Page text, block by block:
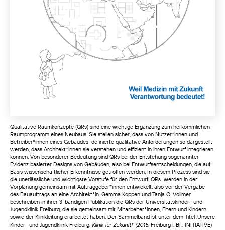
Qualitative Raumkonzepte (QRs) sind eine wichtige Ergänzung zum herkömmlichen
Raumprogramm eines Neubaus. Sie stellen sicher, dass von Nutzer*innen und
Betreiber*innen eines Gebäudes definierte qualitative Anforderungen so dargestellt
werden, dass Architekt*innen sie verstehen und effizient in ihren Entwurf integrieren
können. Von besonderer Bedeutung sind QRs bei der Entstehung sogenannter
Evidenz basierter Designs von Gebäuden, also bei Entwurfsentscheidungen, die auf
Basis wissenschaftlicher Erkenntnisse getroffen werden. In diesem Prozess sind sie
die unerlässliche und wichtigste Vorstufe für den Entwurf. QRs werden in der
Vorplanung gemeinsam mit Auftraggeber*innen entwickelt, also vor der Vergabe
des Bauauftrags an eine Architekt*in. Gemma Koppen und Tanja C. Vollmer
beschreiben in ihrer 3-bändigen Publikation die QRs der Universitätskinder- und
Jugendklinik Freiburg, die sie gemeinsam mit Mitarbeiter*innen, Eltern und Kindern
sowie der Klinikleitung erarbeitet haben. Der Sammelband ist unter dem Titel ‚Unsere
Kinder- und Jugendklinik Freiburg. Klinik für Zukunft!‘ (2015, Freiburg i. Br.: INITIATIVE)